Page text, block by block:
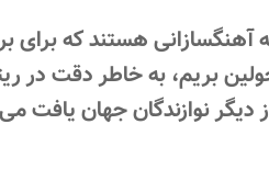
آهنگسازانی هستند که
بریم، به خاطر دقت در
دیگر نوازندگان جهان یافت